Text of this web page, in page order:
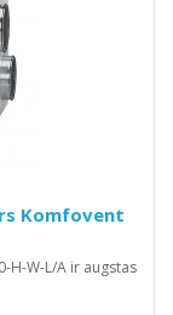
Komfovent
H-W-L/A ir augstas